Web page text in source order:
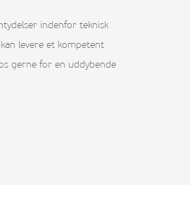
indenfor teknisk
levere et kompetent
gerne for en uddybende